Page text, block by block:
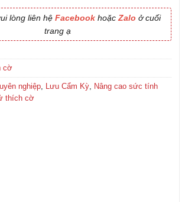
200,000₫.
200,000₫.
lòng liên hệ Facebook hoặc Zalo ở cuối
trang ạ
cờ
nghiệp Lưu Cẩm Kỳ
Nâng cao sức tính
thích cờ